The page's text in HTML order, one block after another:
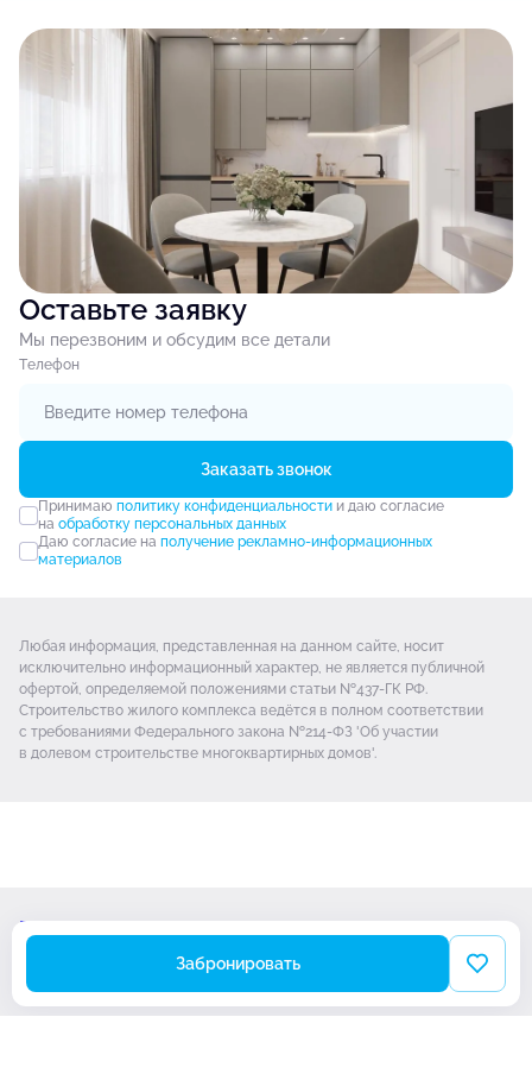
Оставьте заявку
Мы перезвоним и обсудим все детали
Tелефон
Заказать звонок
Принимаю политику конфиденциальностии даю согласие
на обработку персональных данных
Даю согласие на получение рекламно-информационных
материалов
Любая информация, представленная на данном сайте, носит
исключительно информационный характер, не является публичной
офертой, определяемой положениями статьи №437-ГК РФ.
Строительство жилого комплекса ведётся в полном соответствии
с требованиями Федерального закона №214-ФЗ 'Об участии
в долевом строительстве многоквартирных домов'.
Проектная декларация
Политика обработки Cookie-файлов
Разработано
Забронировать